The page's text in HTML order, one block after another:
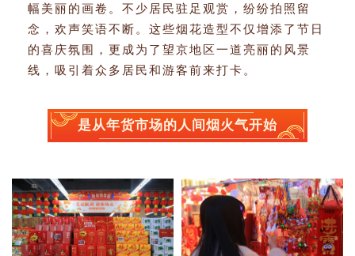
幅美丽的画卷。不少居民驻足观赏，纷纷拍照留
念，欢声笑语不断。这些烟花造型不仅增添了节日
的喜庆氛围，更成为了望京地区一道亮丽的风景
线，吸引着众多居民和游客前来打卡。
是从年货市场的人间烟火气开始